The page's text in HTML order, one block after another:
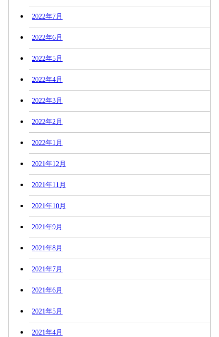
2022年7月
2022年6月
2022年5月
2022年4月
2022年3月
2022年2月
2022年1月
2021年12月
2021年11月
2021年10月
2021年9月
2021年8月
2021年7月
2021年6月
2021年5月
2021年4月